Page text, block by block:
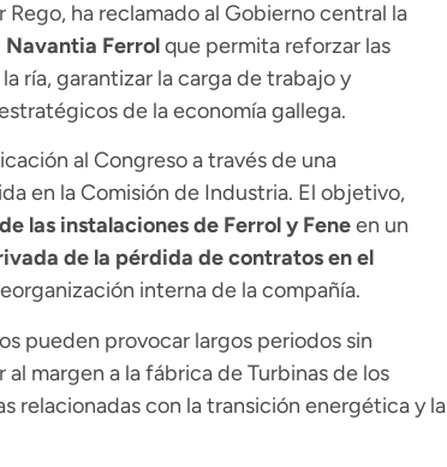
Rego, ha reclamado al Gobierno central la
Navantia Ferrolque permita reforzar las
ría, garantizar la carga de trabajo y
de la economía gallega.
al Congreso a través de una
en la Comisión de Industria. El objetivo,
las instalaciones de Ferrol y Feneen un
de la pérdida de contratos en el
interna de la compañía.
pueden provocar largos periodos sin
margen a la fábrica de Turbinas de los
relacionadas con la transición energética y la